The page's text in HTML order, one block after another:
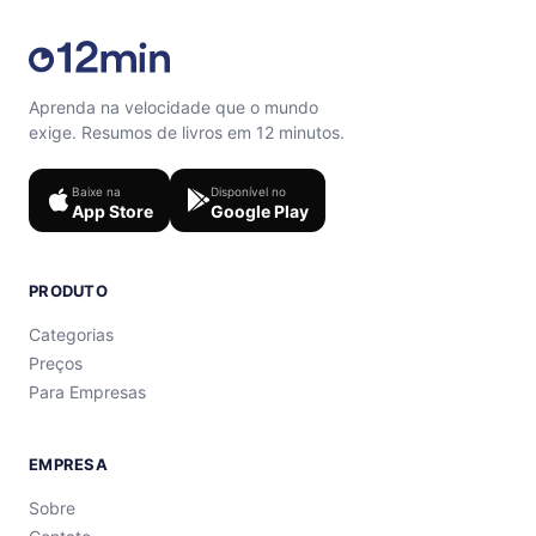
Aprenda na velocidade que o mundo
exige. Resumos de livros em 12 minutos.
Baixe na
App Store
Disponível no
Google Play
PRODUTO
Categorias
Preços
Para Empresas
EMPRESA
Sobre